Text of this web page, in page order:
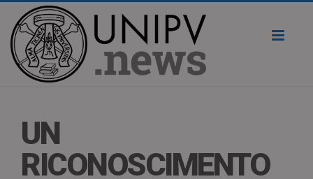
UN
RICONOSCIMENTO